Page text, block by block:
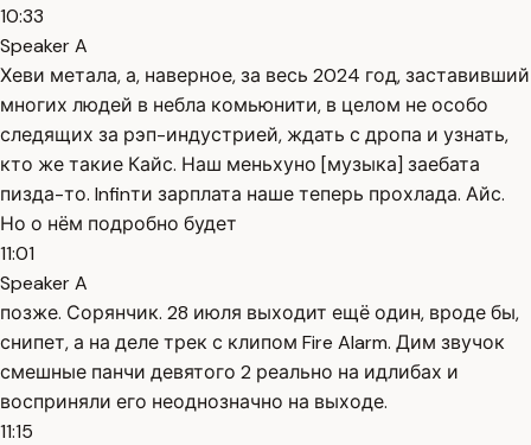
10:33
Speaker A
Хеви метала, а, наверное, за весь 2024 год, заставивший
многих людей в небла комьюнити, в целом не особо
следящих за рэп-индустрией, ждать с дропа и узнать,
кто же такие Кайс. Наш меньхуно [музыка] заебата
пизда-то. Infinти зарплата наше теперь прохлада. Айс.
Но о нём подробно будет
11:01
Speaker A
позже. Сорянчик. 28 июля выходит ещё один, вроде бы,
снипет, а на деле трек с клипом Fire Alarm. Дим звучок
смешные панчи девятого 2 реально на идлибах и
восприняли его неоднозначно на выходе.
11:15